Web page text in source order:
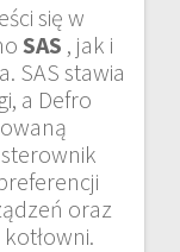
się w
SAS , jak i
SAS stawia
a Defro
oraz